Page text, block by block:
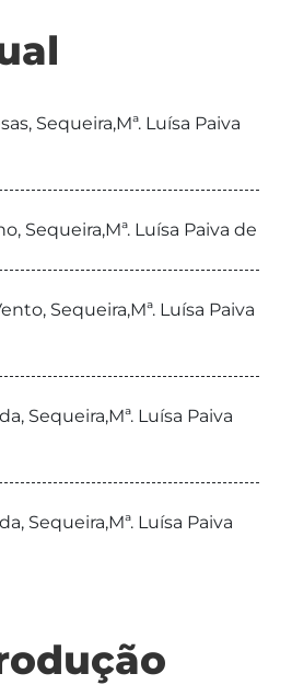
Sequeira,Mª. Luísa Paiva
Sequeira,Mª. Luísa Paiva de
Sequeira,Mª. Luísa Paiva
Sequeira,Mª. Luísa Paiva
Sequeira,Mª. Luísa Paiva